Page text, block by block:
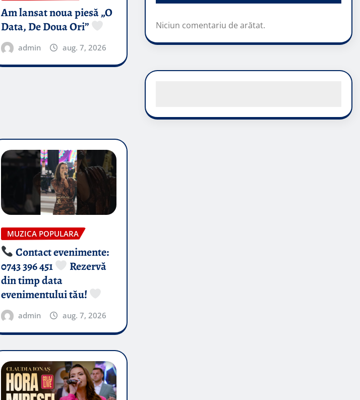
Am lansat noua piesă „O
Data, De Doua Ori”
admin aug. 7, 2026
MUZICA POPULARA
Contact evenimente:
0743 396 451
Rezervă
din timp data
evenimentului tău!
admin aug. 7, 2026
Niciun comentariu de arătat.